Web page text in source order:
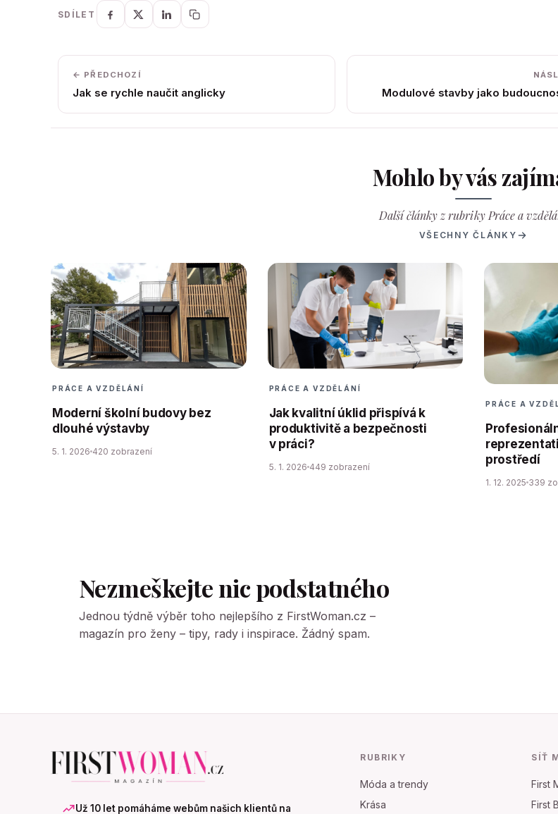
SDÍLET
← PŘEDCHOZÍ
Jak se rychle naučit anglicky Modulové stavby jako
Mohlo by vás
Další články z rubriky Práce a
VŠECHNY ČLÁNKY
PRÁCE A VZDĚLÁNÍ
Moderní školní budovy bez
dlouhé výstavby
5. 1. 2026 420 zobrazení
PRÁCE A VZDĚLÁNÍ
Jak kvalitní úklid přispívá k
produktivitě a bezpečnosti
v práci?
5. 1. 2026 449 zobrazení
PRÁCE A
prostředí
1. 12. 2025 339
Nezmeškejte nic podstatného
Jednou týdně výběr toho nejlepšího z FirstWoman.cz –
magazín pro ženy – tipy, rady i inspirace. Žádný spam.
Už 10 let pomáháme webům našich klientů na
RUBRIKY
Móda a trendy
Krása
SÍŤ
First
First